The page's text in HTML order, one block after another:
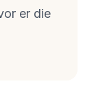
er die